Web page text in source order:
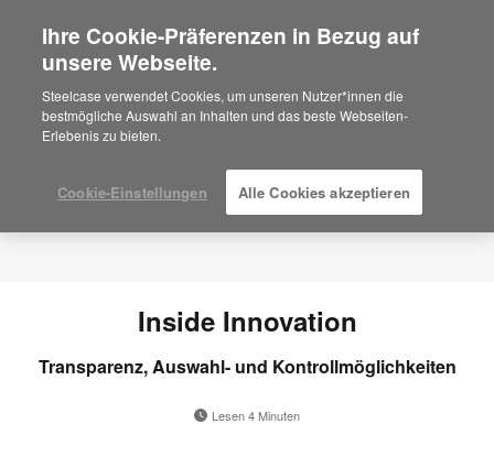
Are you in United States?
Would you like to see Products we sell in
your region?
Americas
Español
Inside Innovation
Transparenz, Auswahl- und Kontrollmöglichkeiten
Lesen 4 Minuten
Ihre Cookie-Präferenzen in Bezug auf
unsere Webseite.
Steelcase verwendet Cookies, um unseren Nutzer*innen die
bestmögliche Auswahl an Inhalten und das beste Webseiten-
Erlebenis zu bieten.
Cookie-Einstellungen Alle Cookies akzeptieren